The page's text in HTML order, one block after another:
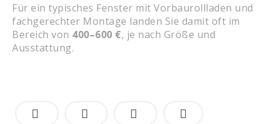
Für ein typisches Fenster mit Vorbaurollladen und
fachgerechter Montage landen Sie damit oft im
Bereich von 400–600 €, je nach Größe und
Ausstattung.